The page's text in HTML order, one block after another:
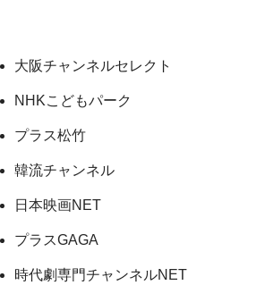
大阪チャンネルセレクト
NHKこどもパーク
プラス松竹
韓流チャンネル
日本映画NET
プラスGAGA
時代劇専門チャンネルNET